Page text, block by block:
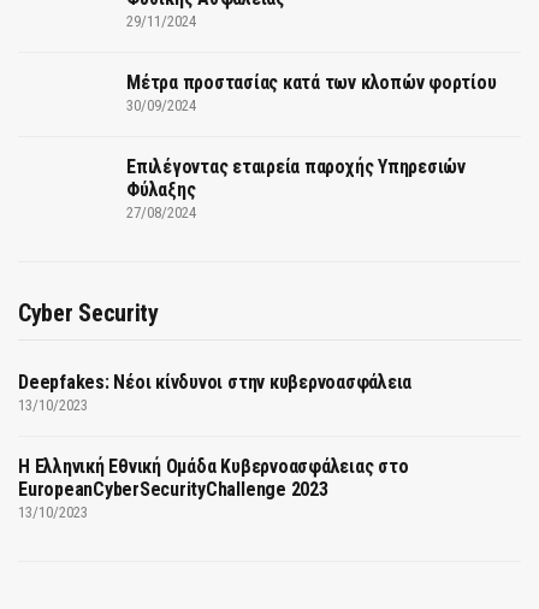
29/11/2024
Μέτρα προστασίας κατά των κλοπών φορτίου
30/09/2024
Επιλέγοντας εταιρεία παροχής Υπηρεσιών
Φύλαξης
27/08/2024
Cyber Security
Deepfakes: Νέοι κίνδυνοι στην κυβερνοασφάλεια
13/10/2023
Η Ελληνική Εθνική Ομάδα Κυβερνοασφάλειας στο
EuropeanCyberSecurityChallenge 2023
13/10/2023